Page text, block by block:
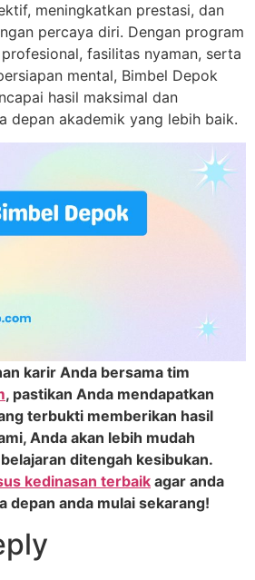
meningkatkan prestasi, dan
percaya diri. Dengan program
fasilitas nyaman, serta
mental, Bimbel Depok
hasil maksimal dan
depan akademik yang lebih baik.
karir Anda bersama tim
, pastikan Anda mendapatkan
terbukti memberikan hasil
Anda akan lebih mudah
ditengah kesibukan.
kedinasan terbaik agar anda
depan anda mulai sekarang!